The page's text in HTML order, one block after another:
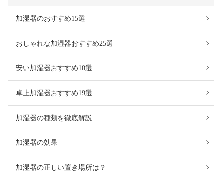
加湿器のおすすめ15選
おしゃれな加湿器おすすめ25選
安い加湿器おすすめ10選
卓上加湿器おすすめ19選
加湿器の種類を徹底解説
加湿器の効果
加湿器の正しい置き場所は？